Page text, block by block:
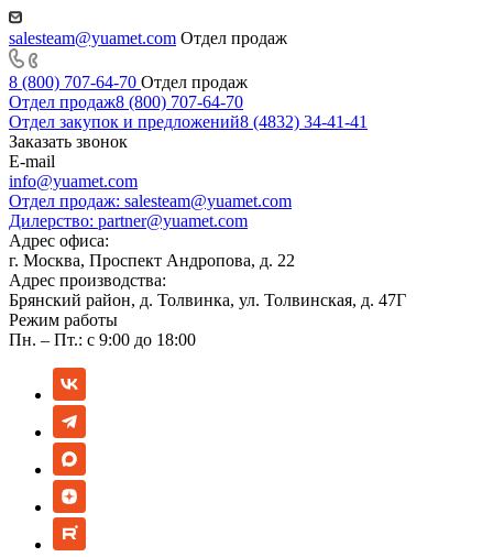
salesteam@yuamet.com Отдел продаж
8 (800) 707-64-70 Отдел продаж
Отдел продаж8 (800) 707-64-70
Отдел закупок и предложений8 (4832) 34-41-41
Заказать звонок
E-mail
info@yuamet.com
Отдел продаж: salesteam@yuamet.com
Дилерство: partner@yuamet.com
Адрес офиса:
г. Москва, Проспект Андропова, д. 22
Адрес производства:
Брянский район, д. Толвинка, ул. Толвинская, д. 47Г
Режим работы
Пн. – Пт.: с 9:00 до 18:00